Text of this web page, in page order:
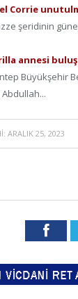
Corrie
şeridinin
annesi
Büyükşehir
ARALIK 25, 2023